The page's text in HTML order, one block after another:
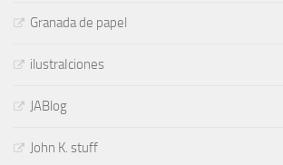
Granada de papel
ilustraIciones
JABlog
John K. stuff